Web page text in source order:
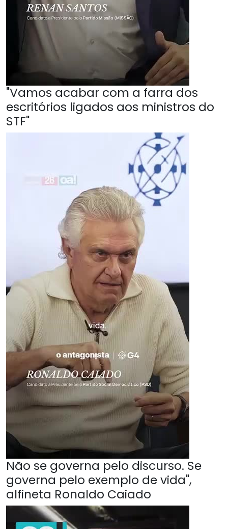
"Vamos acabar com a farra dos
escritórios ligados aos ministros do
STF"
Não se governa pelo discurso. Se
governa pelo exemplo de vida",
alfineta Ronaldo Caiado